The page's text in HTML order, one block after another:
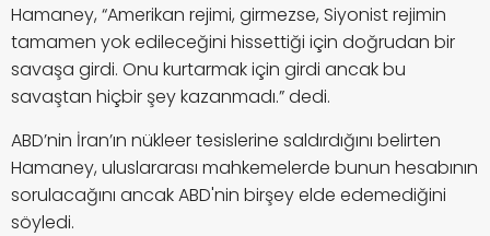
Hamaney, “Amerikan rejimi, girmezse, Siyonist rejimin
tamamen yok edileceğini hissettiği için doğrudan bir
savaşa girdi. Onu kurtarmak için girdi ancak bu
savaştan hiçbir şey kazanmadı.” dedi.
ABD’nin İran’ın nükleer tesislerine saldırdığını belirten
Hamaney, uluslararası mahkemelerde bunun hesabının
sorulacağını ancak ABD'nin birşey elde edemediğini
söyledi.